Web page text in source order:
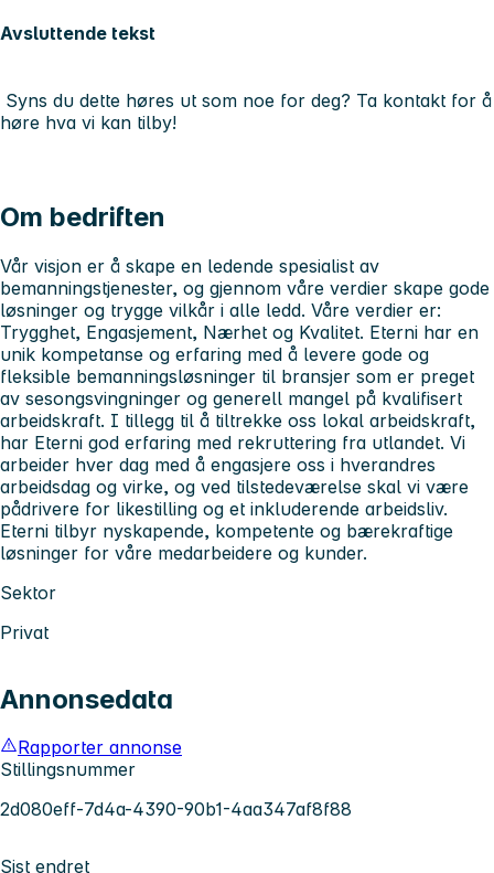
Avsluttende tekst
Syns du dette høres ut som noe for deg? Ta kontakt for å
høre hva vi kan tilby!
Om bedriften
Vår visjon er å skape en ledende spesialist av
bemanningstjenester, og gjennom våre verdier skape gode
løsninger og trygge vilkår i alle ledd. Våre verdier er:
Trygghet, Engasjement, Nærhet og Kvalitet. Eterni har en
unik kompetanse og erfaring med å levere gode og
fleksible bemanningsløsninger til bransjer som er preget
av sesongsvingninger og generell mangel på kvalifisert
arbeidskraft. I tillegg til å tiltrekke oss lokal arbeidskraft,
har Eterni god erfaring med rekruttering fra utlandet. Vi
arbeider hver dag med å engasjere oss i hverandres
arbeidsdag og virke, og ved tilstedeværelse skal vi være
pådrivere for likestilling og et inkluderende arbeidsliv.
Eterni tilbyr nyskapende, kompetente og bærekraftige
løsninger for våre medarbeidere og kunder.
Sektor
Privat
Annonsedata
Rapporter annonse
Stillingsnummer
2d080eff-7d4a-4390-90b1-4aa347af8f88
Sist endret